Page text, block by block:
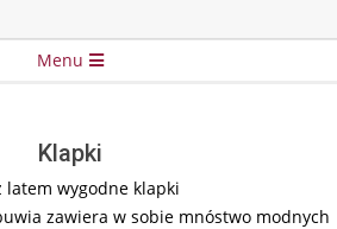
Menu
Klapki
latem wygodne klapki
zawiera w sobie mnóstwo modnych